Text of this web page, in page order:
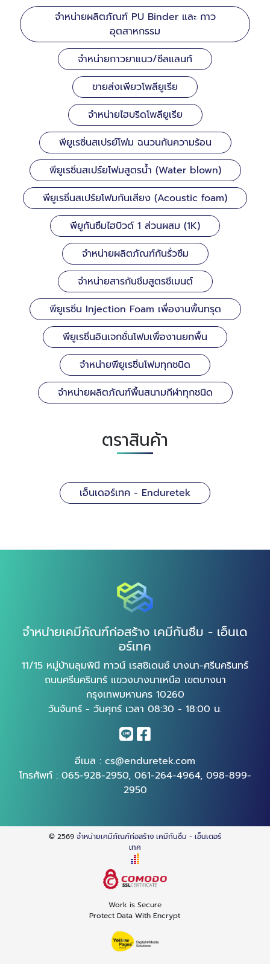
จำหน่ายผลิตภัณฑ์ PU Binder และ กาว
อุตสาหกรรม
จำหน่ายกาวยาแนว/ซีลแลนท์
ขายส่งเพียวโพลียูเรีย
จำหน่ายไฮบริดโพลียูเรีย
พียูเรซิ่นสเปรย์โฟม ฉนวนกันความร้อน
พียูเรซิ่นสเปร์ยโฟมสูตรน้ำ (Water blown)
พียูเรซิ่นสเปร์ยโฟมกันเสียง (Acoustic foam)
พียูกันซึมไฮบิวด์ 1 ส่วนผสม (1K)
จำหน่ายผลิตภัณฑ์กันรั่วซึม
จำหน่ายสารกันซึมสูตรซีเมนต์
พียูเรซิ่น Injection Foam เพื่องานพื้นทรุด
พียูเรซิ่นอินเจกชั่นโฟมเพื่องานยกพื้น
จำหน่ายพียูเรซิ่นโฟมทุกชนิด
จำหน่ายผลิตภัณฑ์พื้นสนามกีฬาทุกชนิด
ตราสินค้า
เอ็นเดอร์เทค - Enduretek
จำหน่ายเคมีภัณฑ์ก่อสร้าง เคมีกันซึม - เอ็นเด
อร์เทค
11/15 หมู่บ้านลุมพินี ทาวน์ เรสซิเดนซ์ บางนา-ศรีนครินทร์
ถนนศรีนครินทร์ แขวงบางนาเหนือ เขตบางนา
กรุงเทพมหานคร 10260
วันจันทร์ - วันศุกร์ เวลา 08:30 - 18:00 น.
อีเมล : cs@enduretek.com
โทรศัพท์ : 065-928-2950, 061-264-4964, 098-899-
2950
© 2569 จำหน่ายเคมีภัณฑ์ก่อสร้าง เคมีกันซึม - เอ็นเดอร์
เทค
Work is Secure
Protect Data With Encrypt